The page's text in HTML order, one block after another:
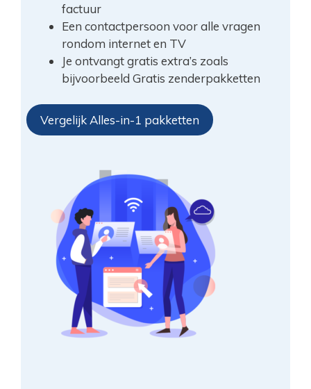
factuur
Een contactpersoon voor alle vragen
rondom internet en TV
Je ontvangt gratis extra’s zoals
bijvoorbeeld Gratis zenderpakketten
Vergelijk Alles-in-1 pakketten